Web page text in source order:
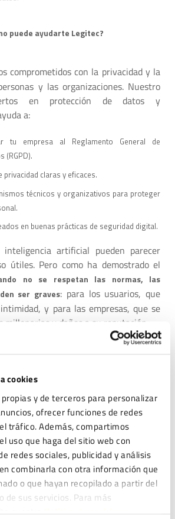
cookies
y de terceros para personalizar
ofrecer funciones de redes
tráfico. Además, compartimos
uso que haga del sitio web con
redes sociales, publicidad y análisis
combinarla con otra información que
o que hayan recopilado a partir del
de sus servicios. Para más
nuestraPolítica de cookies.
puede ayudarte Legitec?
comprometidos con la privacidad y la
y las organizaciones. Nuestro
en protección de datos y
a:
tu empresa al Reglamento General de
(RGPD).
privacidad claras y eficaces.
técnicos y organizativos para proteger
en buenas prácticas de seguridad digital.
artificial pueden parecer
útiles. Pero como ha demostrado el
no se respetan las normas, las
ser graves: para los usuarios, que
y para las empresas, que se
y daños a su reputación.
sobre cómo proteger los datos en tu
contacto con nosotros en Legitec
la privacidad en una ventaja